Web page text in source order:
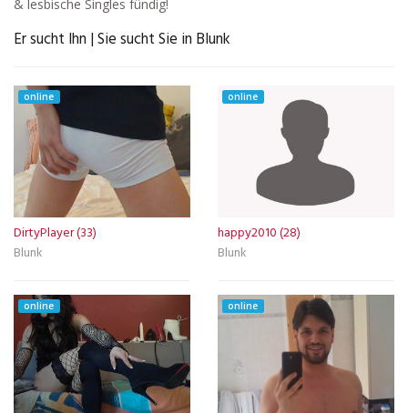
& lesbische Singles fündig!
Er sucht Ihn | Sie sucht Sie in Blunk
online
DirtyPlayer (33)
Blunk
online
happy2010 (28)
Blunk
online online